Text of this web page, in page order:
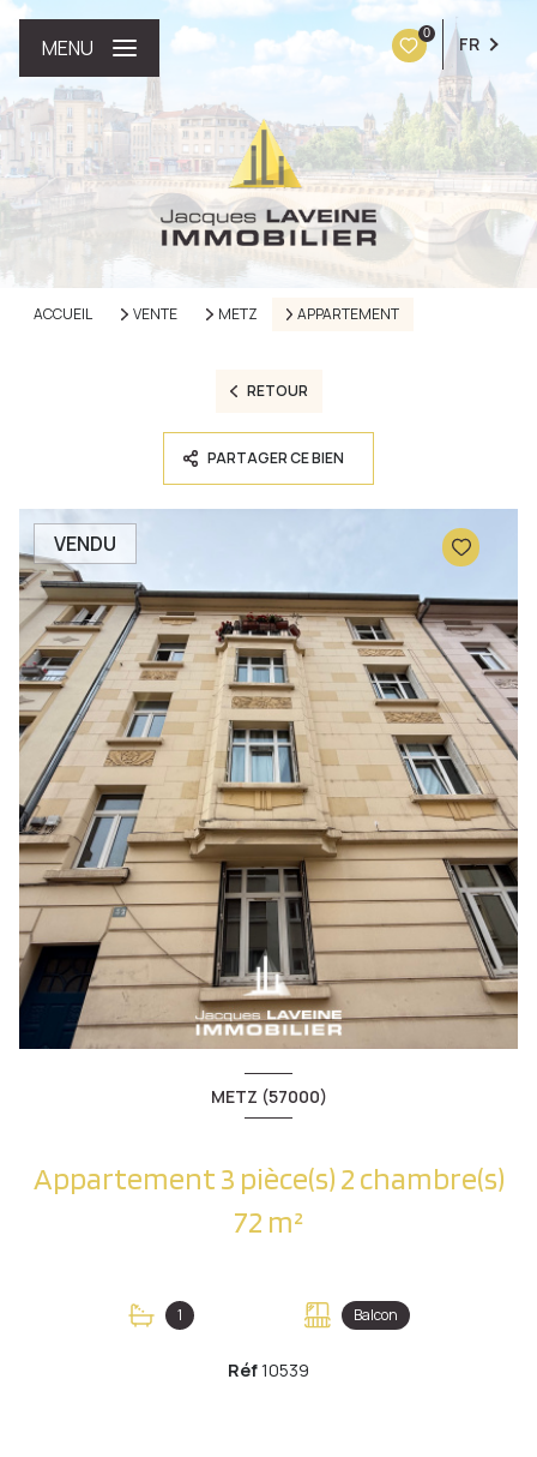
0 FR
MENU
ACCUEIL VENTE METZ APPARTEMENT
RETOUR
PARTAGER CE BIEN
VENDU
METZ (57000)
Appartement 3 pièce(s) 2 chambre(s)
72 m²
1 Balcon
Réf10539